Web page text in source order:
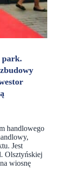
park.
handlowego
Jest
Olsztyńskiej
wiosnę